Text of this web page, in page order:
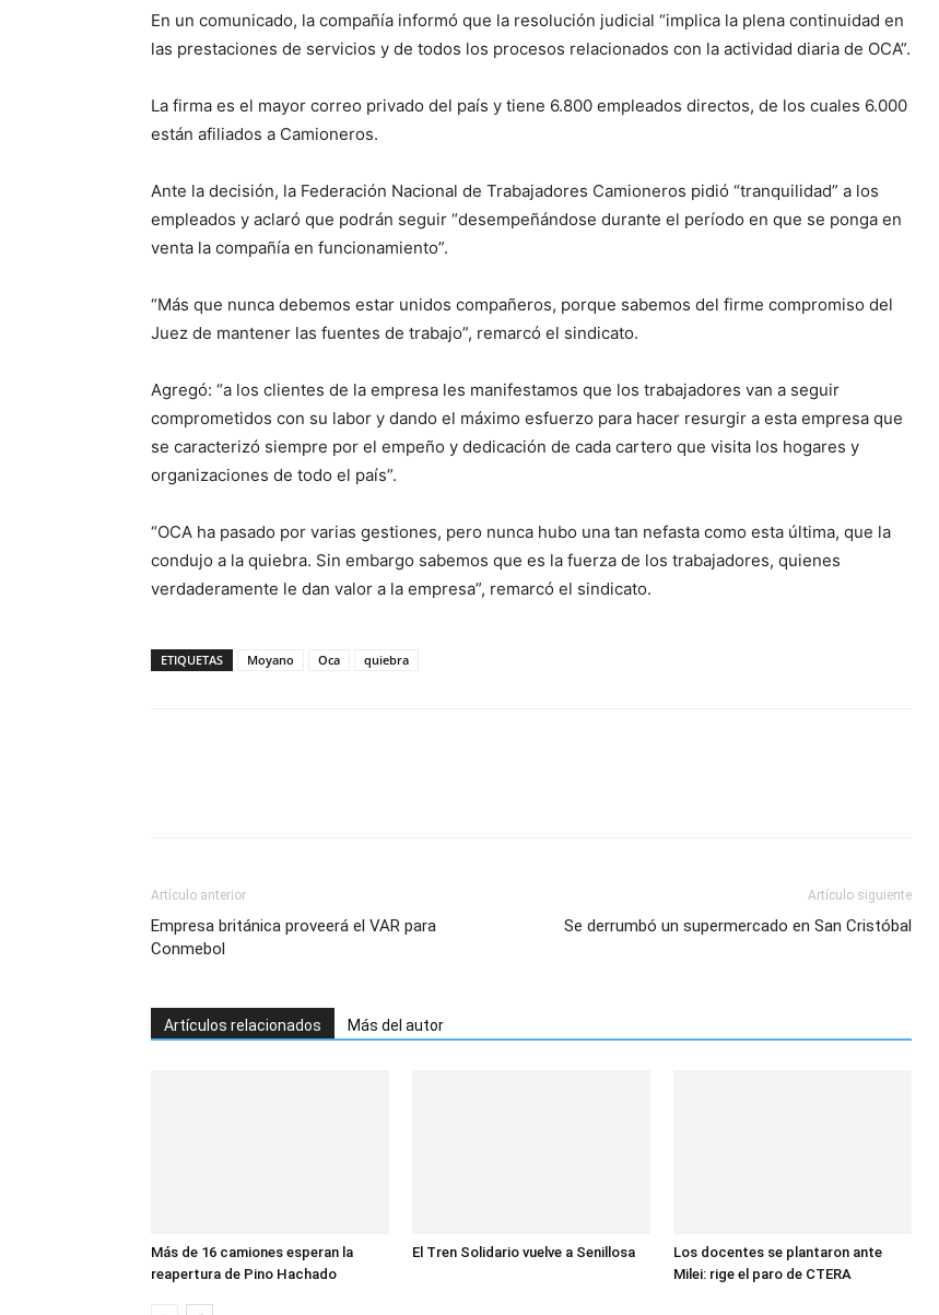
En un comunicado, la compañía informó que la resolución judicial “implica la plena continuidad en
las prestaciones de servicios y de todos los procesos relacionados con la actividad diaria de OCA”.
La firma es el mayor correo privado del país y tiene 6.800 empleados directos, de los cuales 6.000
están afiliados a Camioneros.
Ante la decisión, la Federación Nacional de Trabajadores Camioneros pidió “tranquilidad” a los
empleados y aclaró que podrán seguir “desempeñándose durante el período en que se ponga en
venta la compañía en funcionamiento”.
“Más que nunca debemos estar unidos compañeros, porque sabemos del firme compromiso del
Juez de mantener las fuentes de trabajo”, remarcó el sindicato.
Agregó: “a los clientes de la empresa les manifestamos que los trabajadores van a seguir
comprometidos con su labor y dando el máximo esfuerzo para hacer resurgir a esta empresa que
se caracterizó siempre por el empeño y dedicación de cada cartero que visita los hogares y
organizaciones de todo el país”.
“OCA ha pasado por varias gestiones, pero nunca hubo una tan nefasta como esta última, que la
condujo a la quiebra. Sin embargo sabemos que es la fuerza de los trabajadores, quienes
verdaderamente le dan valor a la empresa”, remarcó el sindicato.
ETIQUETAS Moyano Oca quiebra
Artículo anterior
Empresa británica proveerá el VAR para
Conmebol
Artículo siguiente
Se derrumbó un supermercado en San Cristóbal
Artículos relacionados Más del autor
Más de 16 camiones esperan la
reapertura de Pino Hachado
El Tren Solidario vuelve a Senillosa
Los docentes se plantaron ante
Milei: rige el paro de CTERA